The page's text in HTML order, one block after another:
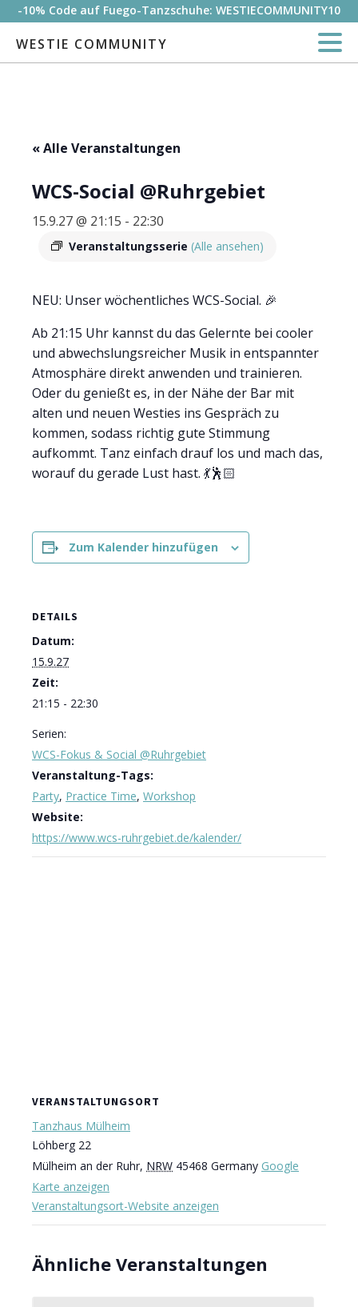
-10% Code auf Fuego-Tanzschuhe: WESTIECOMMUNITY10
WESTIE COMMUNITY
« Alle Veranstaltungen
WCS-Social @Ruhrgebiet
15.9.27 @ 21:15 - 22:30
Veranstaltungsserie (Alle ansehen)
NEU: Unser wöchentliches WCS-Social. 🎉
Ab 21:15 Uhr kannst du das Gelernte bei cooler
und abwechslungsreicher Musik in entspannter
Atmosphäre direkt anwenden und trainieren.
Oder du genießt es, in der Nähe der Bar mit
alten und neuen Westies ins Gespräch zu
kommen, sodass richtig gute Stimmung
aufkommt. Tanz einfach drauf los und mach das,
worauf du gerade Lust hast. 💃🕺🏻
Zum Kalender hinzufügen
DETAILS
Datum:
15.9.27
Zeit:
21:15 - 22:30
Serien:
WCS-Fokus & Social @Ruhrgebiet
Veranstaltung-Tags:
Party, Practice Time, Workshop
Website:
https://www.wcs-ruhrgebiet.de/kalender/
VERANSTALTUNGSORT
Tanzhaus Mülheim
Löhberg 22
Mülheim an der Ruhr, NRW 45468 Germany Google
Karte anzeigen
Veranstaltungsort-Website anzeigen
Ähnliche Veranstaltungen